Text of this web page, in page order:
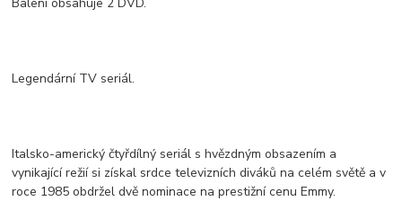
Legendární TV seriál.
Italsko-americký čtyřdílný seriál s hvězdným obsazením a
vynikající režií si získal srdce televizních diváků na celém světě a v
roce 1985 obdržel dvě nominace na prestižní cenu Emmy.